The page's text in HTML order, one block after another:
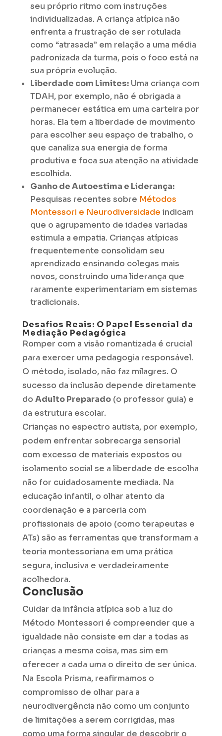
seu próprio ritmo com instruções
individualizadas. A criança atípica não
enfrenta a frustração de ser rotulada
como “atrasada” em relação a uma média
padronizada da turma, pois o foco está na
sua própria evolução.
Liberdade com Limites:Uma criança com
TDAH, por exemplo, não é obrigada a
permanecer estática em uma carteira por
horas. Ela tem a liberdade de movimento
para escolher seu espaço de trabalho, o
que canaliza sua energia de forma
produtiva e foca sua atenção na atividade
escolhida.
Ganho de Autoestima e Liderança:
Pesquisas recentes sobre Métodos
Montessori e Neurodiversidade indicam
que o agrupamento de idades variadas
estimula a empatia. Crianças atípicas
frequentemente consolidam seu
aprendizado ensinando colegas mais
novos, construindo uma liderança que
raramente experimentariam em sistemas
tradicionais.
Desafios Reais: O Papel Essencial da
Mediação Pedagógica
Romper com a visão romantizada é crucial
para exercer uma pedagogia responsável.
O método, isolado, não faz milagres. O
sucesso da inclusão depende diretamente
do Adulto Preparado(o professor guia) e
da estrutura escolar.
Crianças no espectro autista, por exemplo,
podem enfrentar sobrecarga sensorial
com excesso de materiais expostos ou
isolamento social se a liberdade de escolha
não for cuidadosamente mediada. Na
educação infantil, o olhar atento da
coordenação e a parceria com
profissionais de apoio (como terapeutas e
ATs) são as ferramentas que transformam a
teoria montessoriana em uma prática
segura, inclusiva e verdadeiramente
acolhedora.
Conclusão
Cuidar da infância atípica sob a luz do
Método Montessori é compreender que a
igualdade não consiste em dar a todas as
crianças a mesma coisa, mas sim em
oferecer a cada uma o direito de ser única.
Na Escola Prisma, reafirmamos o
compromisso de olhar para a
neurodivergência não como um conjunto
de limitações a serem corrigidas, mas
como uma forma singular de descobrir o